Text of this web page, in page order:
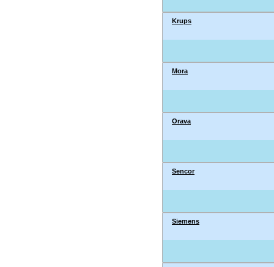
Krups
Mora
Orava
Sencor
Siemens